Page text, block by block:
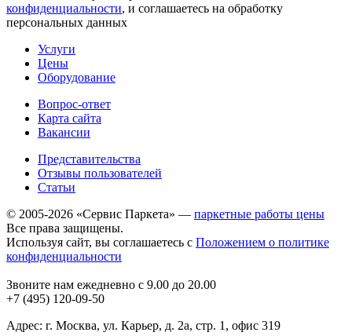
конфиденциальности, и соглашаетесь на обработку
персональных данных
Услуги
Цены
Оборудование
Вопрос-ответ
Карта сайта
Вакансии
Представительства
Отзывы пользователей
Статьи
© 2005-2026 «Сервис Паркета» — паркетные работы цены
Все права защищены.
Используя сайт, вы соглашаетесь с Положением о политике
конфиденциальности
Звоните нам ежедневно с 9.00 до 20.00
+7 (495) 120-09-50
Адрес: г. Москва, ул. Карьер, д. 2а, стр. 1, офис 319